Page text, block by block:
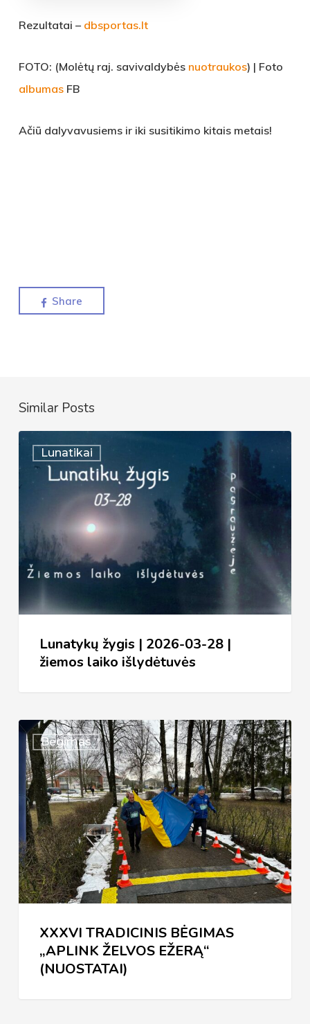
Rezultatai – dbsportas.lt
FOTO: (Molėtų raj. savivaldybės nuotraukos) | Foto
albumasFB
Ačiū dalyvavusiems ir iki susitikimo kitais metais!
Share
Similar Posts
Lunatikai
Lunatykų
žygis
|
28
žiemos
laiko
išlydėtuvės
Lunatykų žygis | 2026-03-28 |
žiemos laiko išlydėtuvės
Bėgimas
XXXVI
TRADICINIS
BĖGIMAS
„APLINK
ŽELVOS
EŽERĄ“
(NUOSTATAI)
XXXVI TRADICINIS BĖGIMAS
„APLINK ŽELVOS EŽERĄ“
(NUOSTATAI)